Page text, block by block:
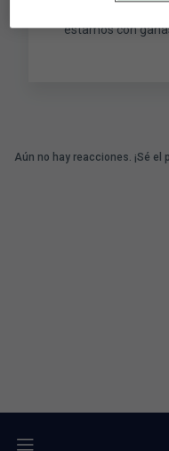
estamos con
Aún no hay reacciones. ¡Sé el